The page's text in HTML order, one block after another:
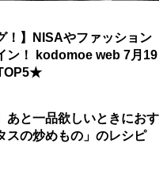
！】NISAやファッション
ン！ kodomoe web 7月19
あと一品欲しいときにおす
スの炒めもの」のレシピ